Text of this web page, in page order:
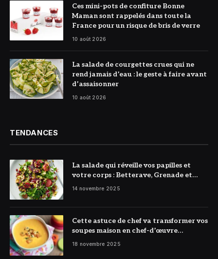
© Bonne
Maman
Ces mini-pots de confiture Bonne
Maman sont rappelés dans toute la
France pour un risque de bris de verre
10 août 2026
© Photo Minute
Du Chef
La salade de courgettes crues qui ne
rend jamais d’eau : le geste à faire avant
d’assaisonner
10 août 2026
TENDANCES
La salade qui réveille vos papilles et
votre corps : Betterave, Grenade et
Citron à l’honneur
14 novembre 2025
Cette astuce de chef va transformer vos
soupes maison en chef-d’œuvre
réconfortant
18 novembre 2025